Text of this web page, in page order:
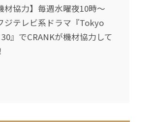
材協力】毎週水曜夜10時〜
ジテレビ系ドラマ『Tokyo
』でCRANKが機材協力して